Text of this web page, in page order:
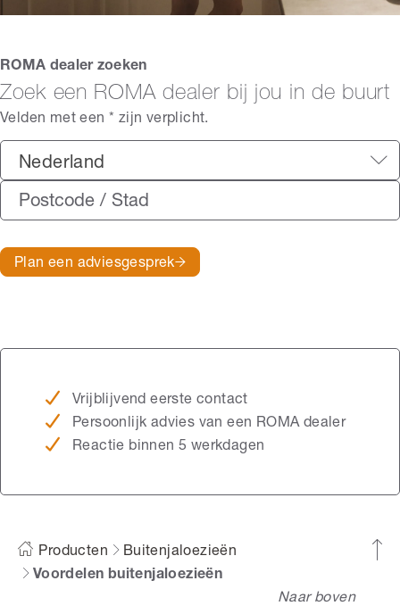
ROMA dealer zoeken
Zoek een ROMA dealer bij jou in de buurt
Velden met een * zijn verplicht.
Nederland
Plan een adviesgesprek
Vrijblijvend eerste contact
Persoonlijk advies van een ROMA dealer
Reactie binnen 5 werkdagen
Producten
Buitenjaloezieën
Voordelen buitenjaloezieën
Naar boven